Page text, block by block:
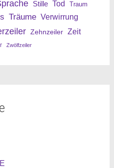
Stille Tod Traum
Träume Verwirrung
Zehnzeiler Zeit
Zwölfzeiler